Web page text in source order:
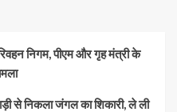
निगम, पीएम और गृह मंत्री के
से निकला जंगल का शिकारी, ले ली